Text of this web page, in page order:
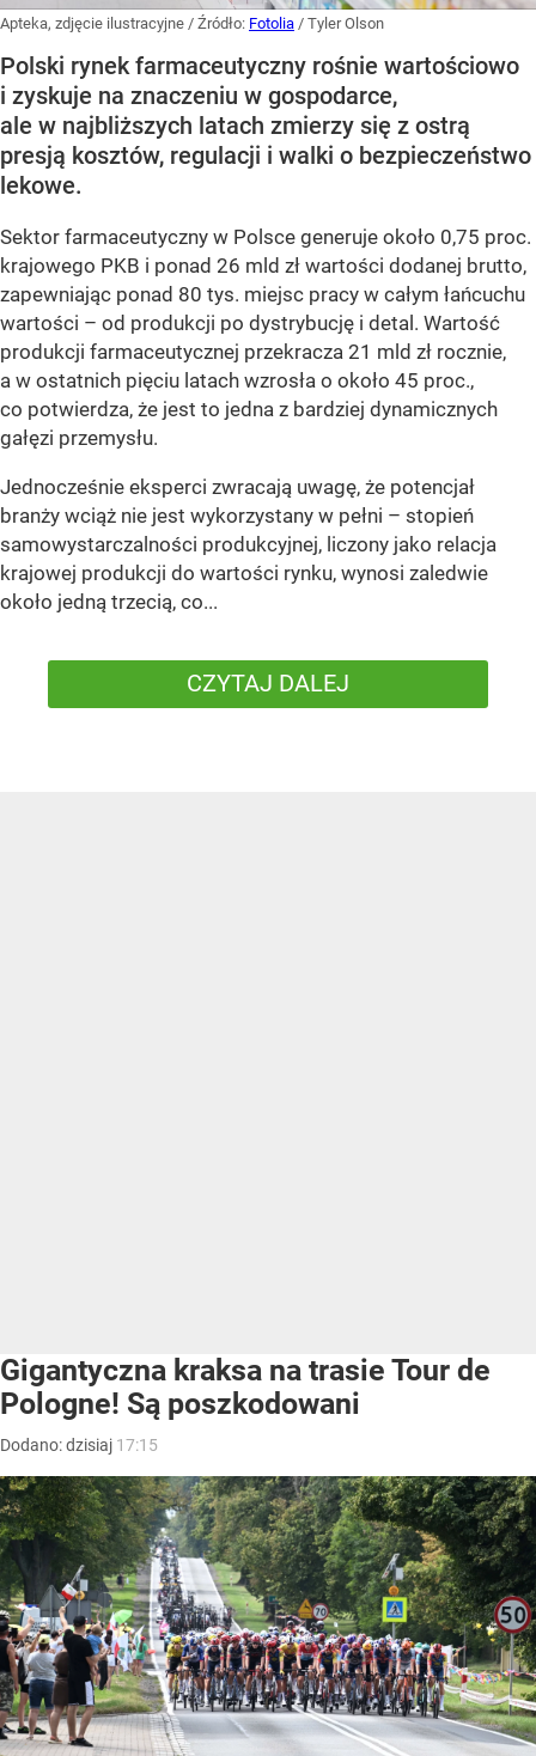
Apteka, zdjęcie ilustracyjne / Źródło: Fotolia / Tyler Olson
Polski rynek farmaceutyczny rośnie wartościowo
i zyskuje na znaczeniu w gospodarce,
ale w najbliższych latach zmierzy się z ostrą
presją kosztów, regulacji i walki o bezpieczeństwo
lekowe.
Sektor farmaceutyczny w Polsce generuje około 0,75 proc.
krajowego PKB i ponad 26 mld zł wartości dodanej brutto,
zapewniając ponad 80 tys. miejsc pracy w całym łańcuchu
wartości – od produkcji po dystrybucję i detal. Wartość
produkcji farmaceutycznej przekracza 21 mld zł rocznie,
a w ostatnich pięciu latach wzrosła o około 45 proc.,
co potwierdza, że jest to jedna z bardziej dynamicznych
gałęzi przemysłu.
Jednocześnie eksperci zwracają uwagę, że potencjał
branży wciąż nie jest wykorzystany w pełni – stopień
samowystarczalności produkcyjnej, liczony jako relacja
krajowej produkcji do wartości rynku, wynosi zaledwie
około jedną trzecią, co...
CZYTAJ DALEJ
Gigantyczna kraksa na trasie Tour de
Pologne! Są poszkodowani
Dodano:dzisiaj 17:15